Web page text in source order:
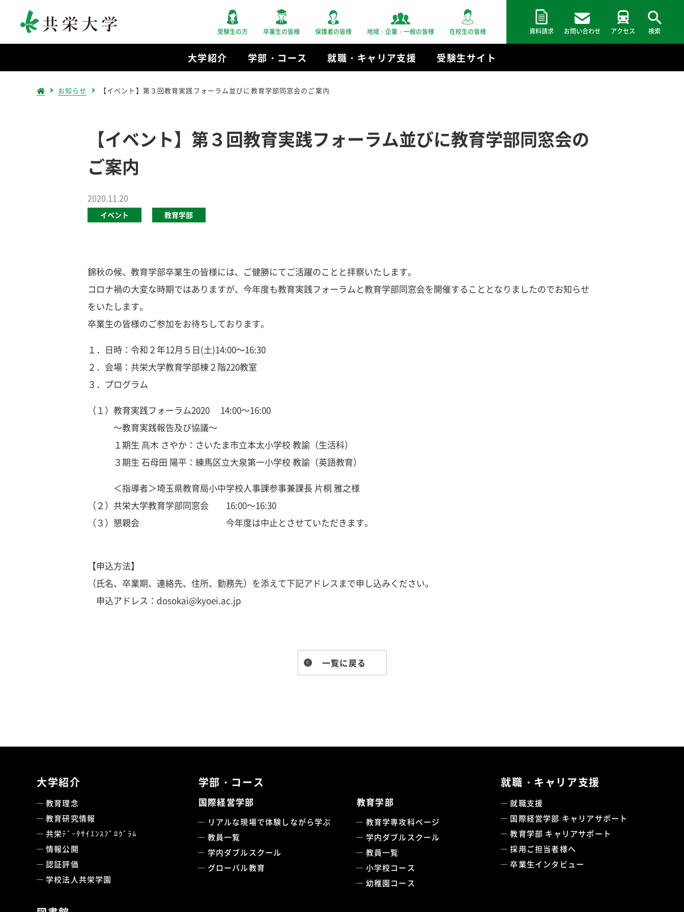
受験生の方 卒業生の皆様 保護者の皆様 地域・企業・一般の皆様 在校生の皆様 資料請求 お問い合わせ アクセス 検索
大学紹介 学部・コース 就職・キャリア支援 受験生サイト
お知らせ 【イベント】第３回教育実践フォーラム並びに教育学部同窓会のご案内
【イベント】第３回教育実践フォーラム並びに教育学部同窓会の
ご案内
2020.11.20
イベント 教育学部
錦秋の候、教育学部卒業生の皆様には、ご健勝にてご活躍のことと拝察いたします。
コロナ禍の大変な時期ではありますが、今年度も教育実践フォーラムと教育学部同窓会を開催することとなりましたのでお知らせ
をいたします。
卒業生の皆様のご参加をお待ちしております。
１．日時：令和２年12月５日(土)14:00～16:30
２．会場：共栄大学教育学部棟２階220教室
３．プログラム
（１）教育実践フォーラム2020 14:00～16:00
～教育実践報告及び協議～
１期生 髙木 さやか：さいたま市立本太小学校 教諭（生活科）
３期生 石母田 陽平：練馬区立大泉第一小学校 教諭（英語教育）
＜指導者＞埼玉県教育局小中学校人事課参事兼課長 片桐 雅之様
（２）共栄大学教育学部同窓会 16:00～16:30
（３）懇親会 今年度は中止とさせていただきます。
【申込方法】
（氏名、卒業期、連絡先、住所、勤務先）を添えて下記アドレスまで申し込みください。
申込アドレス：dosokai@kyoei.ac.jp
一覧に戻る
大学紹介
教育理念
教育研究情報
共栄ﾃﾞｰﾀｻｲｴﾝｽﾌﾟﾛｸﾞﾗﾑ
情報公開
認証評価
学校法人共栄学園
学部・コース
国際経営学部
リアルな現場で体験しながら学ぶ
教員一覧
学内ダブルスクール
グローバル教育
教育学部
教育学専攻科ページ
学内ダブルスクール
教員一覧
小学校コース
幼稚園コース
就職・キャリア支援
就職支援
国際経営学部 キャリアサポート
教育学部 キャリアサポート
採用ご担当者様へ
卒業生インタビュー